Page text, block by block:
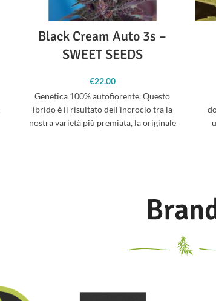
Black Cream Auto 3s –
SWEET SEEDS
€22.00
Genetica 100% autofiorente. Questo
ibrido è il risultato dell’incrocio tra la
nostra varietà più premiata, la originale